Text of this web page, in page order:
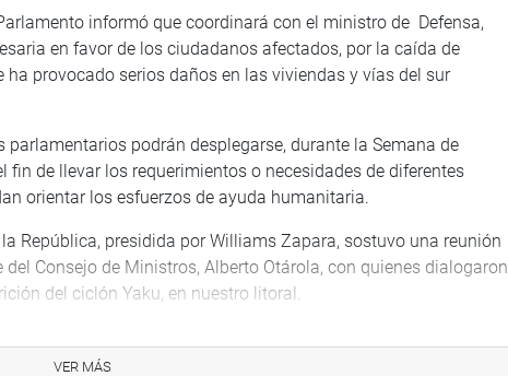
informó que coordinará con el ministro de Defensa,
en favor de los ciudadanos afectados, por la caída de
ha provocado serios daños en las viviendas y vías del sur
podrán desplegarse, durante la Semana de
fin de llevar los requerimientos o necesidades de diferentes
orientar los esfuerzos de ayuda humanitaria.
República, presidida por Williams Zapara, sostuvo una reunión
Consejo de Ministros, Alberto Otárola, con quienes dialogaron
del ciclón Yaku, en nuestro litoral.
Autoridad de Reconstrucción con Cambios.
VER MÁS